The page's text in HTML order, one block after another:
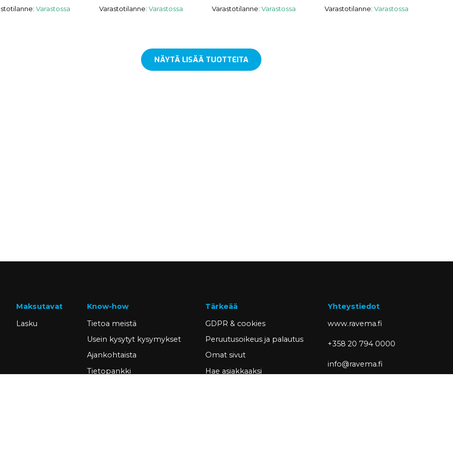
Varastossa
Varastotilanne: Varastossa
Varastotilanne: Varastossa
Varastotilanne: Varastossa
NÄYTÄ LISÄÄ TUOTTEITA
Maksutavat
Lasku
Know-how
Tietoa meistä
Usein kysytyt kysymykset
Ajankohtaista
Tietopankki
Tärkeää
GDPR & cookies
Peruutusoikeus ja palautus
Omat sivut
Hae asiakkaaksi
Yhteystiedot
www.ravema.fi
+358 20 794 0000
info@ravema.fi